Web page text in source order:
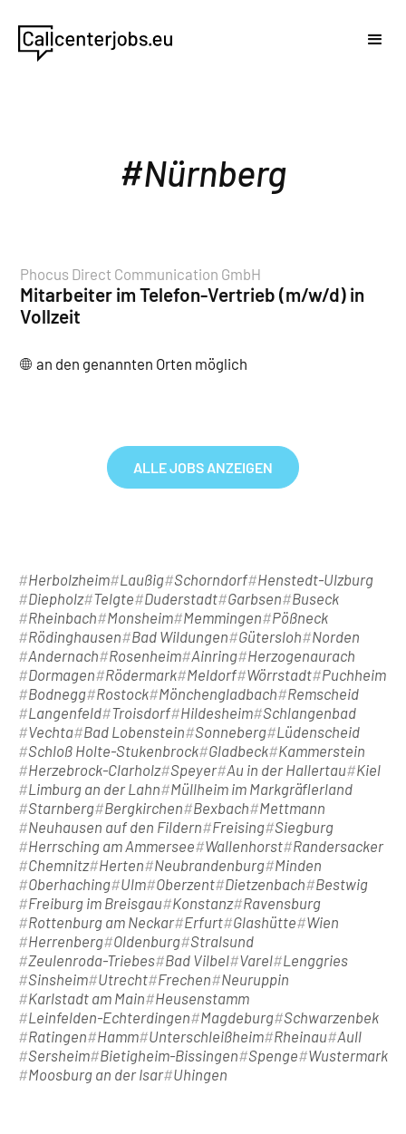
Nürnberg
Phocus Direct Communication GmbH
Mitarbeiter im Telefon-Vertrieb (m/w/d) in
Vollzeit
an den genannten Orten möglich
ALLE JOBS ANZEIGEN
Herbolzheim Laußig Schorndorf Henstedt-Ulzburg
Diepholz Telgte Duderstadt Garbsen
Buseck
Rheinbach
Monsheim Memmingen
Pößneck
Rödinghausen
Bad Wildungen Gütersloh
Norden
Andernach
Rosenheim Ainring Herzogenaurach
Dormagen
Rödermark Meldorf Wörrstadt Puchheim
Bodnegg Rostock Mönchengladbach
Remscheid
Langenfeld Troisdorf Hildesheim Schlangenbad
Vechta Bad Lobenstein Sonneberg Lüdenscheid
Schloß Holte-Stukenbrock Gladbeck Kammerstein
Herzebrock-Clarholz Speyer Au in der Hallertau
Kiel
Limburg an der Lahn
Müllheim im Markgräflerland
Starnberg Bergkirchen Bexbach
Mettmann
Neuhausen auf den Fildern
Freising Siegburg
Herrsching am Ammersee
Wallenhorst Randersacker
Chemnitz Herten Neubrandenburg Minden
Oberhaching Ulm Oberzent Dietzenbach
Bestwig
Freiburg im Breisgau
Konstanz Ravensburg
Rottenburg am Neckar Erfurt Glashütte
Wien
Herrenberg Oldenburg Stralsund
Zeulenroda-Triebes Bad Vilbel Varel Lenggries
Sinsheim Utrecht Frechen
Neuruppin
Karlstadt am Main
Heusenstamm
Leinfelden-Echterdingen
Magdeburg Schwarzenbek
Ratingen
Hamm Unterschleißheim Rheinau Aull
Sersheim Bietigheim-Bissingen Spenge
Wustermark
Moosburg an der Isar Uhingen